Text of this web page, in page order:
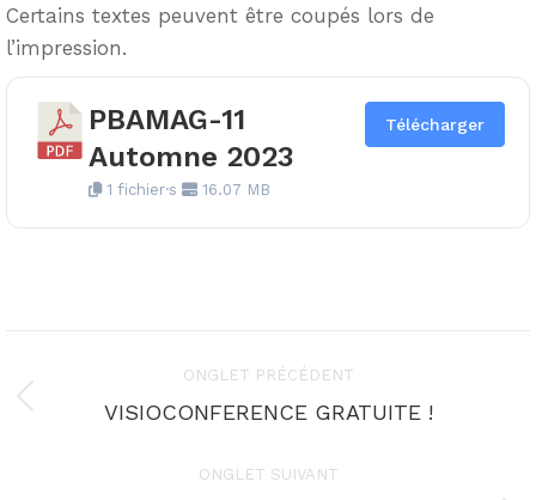
Certains textes peuvent être coupés lors de
l’impression.
PBAMAG-11
Automne 2023
1 fichier·s 16.07 MB
Télécharger
de
ONGLET PRÉCÉDENT
Onglet
VISIOCONFERENCE GRATUITE !
ONGLET SUIVANT